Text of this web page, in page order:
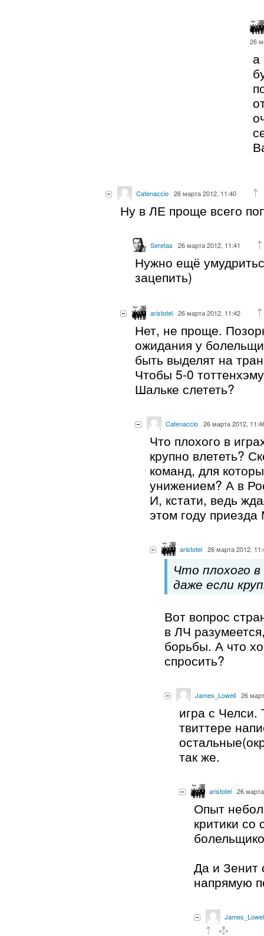
26
а
Catenaccio 26 марта 2012, 11:40
Ну в ЛЕ проще всего
Seretas 26 марта 2012, 11:41
Нужно ещё
зацепить)
aristotel 26 марта 2012, 11:42
Нет, не проще.
ожидания у
быть выделят на
Чтобы 5-0
Шальке слететь?
Catenaccio 26 марта 2012,
Что плохого в
крупно влететь?
команд, для
унижением? А в
И, кстати, ведь
этом году
aristotel 26 марта 2012,
Что плохого в
даже если
Вот вопрос
в ЛЧ
борьбы. А что
спросить?
James_Lowell 26
игра с
твиттере
так же.
aristotel 26
Опыт
критики со
Да и Зенит
напрямую